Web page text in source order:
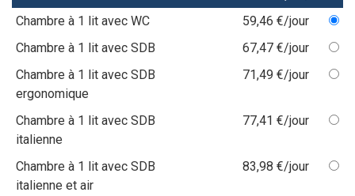
Chambre à 1 lit avec WC
59,46 €/jour
Chambre à 1 lit avec SDB
67,47 €/jour
Chambre à 1 lit avec SDB
ergonomique
71,49 €/jour
Chambre à 1 lit avec SDB
italienne
77,41 €/jour
Chambre à 1 lit avec SDB
italienne et air
83,98 €/jour